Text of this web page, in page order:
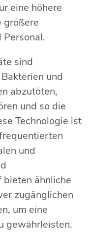
eine höhere
größere
sind
und
abzutöten,
und so die
Technologie ist
und
ähnliche
zugänglichen
um eine
gewährleisten.